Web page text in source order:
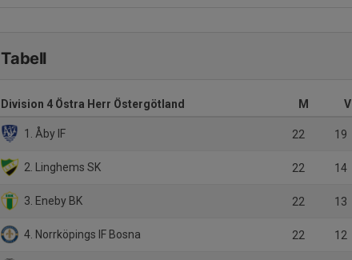
Tabell
Division 4 Östra Herr Östergötland M V
1. Åby IF 22 19
2. Linghems SK 22 14
3. Eneby BK 22 13
4. Norrköpings IF Bosna 22 12